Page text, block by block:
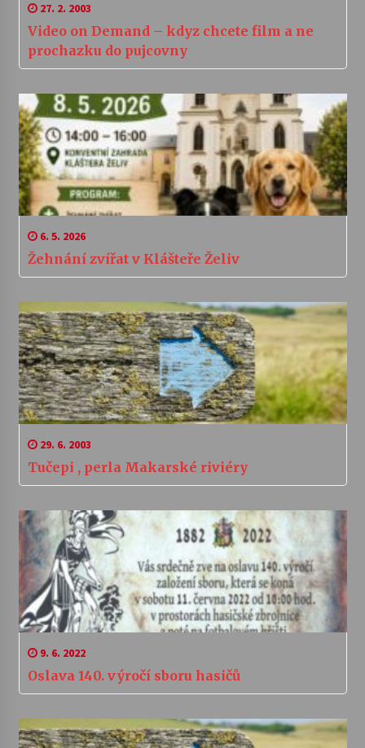
27. 2. 2003
Video on Demand – kdyz chcete film a ne
prochazku do pujcovny
6. 5. 2026
Žehnání zvířat v Klášteře Želiv
29. 6. 2003
Tučepi , perla Makarské riviéry
9. 6. 2022
Oslava 140. výročí sboru hasičů